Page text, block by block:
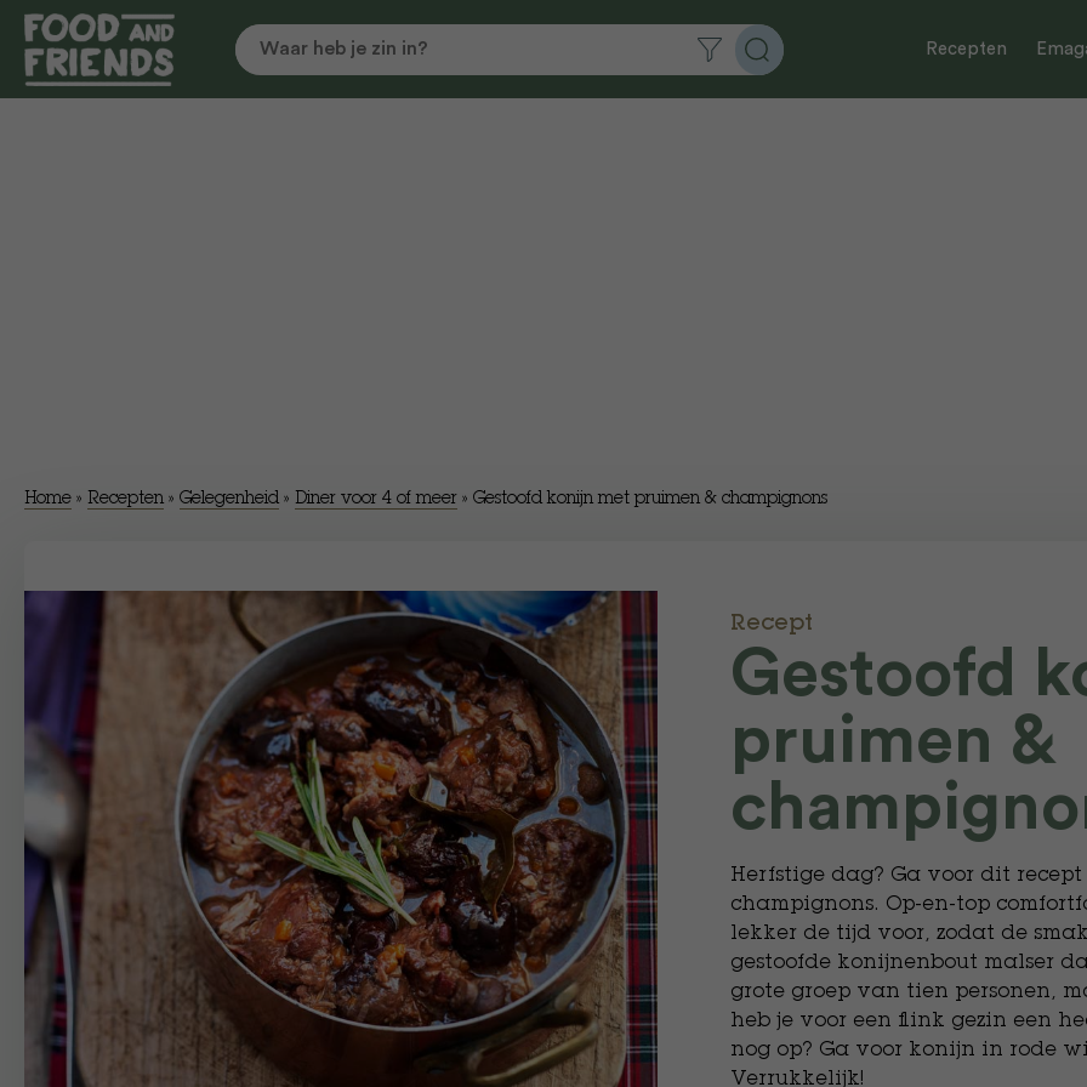
Recepten
Home » Recepten » Gelegenheid » Diner voor 4 of meer » Gestoofd konijn met pruimen & champignons
Recept
Gestoofd
pruimen &
Herfstige dag? Ga voor dit
champignons. Op-en-top
lekker de tijd voor, zodat de
gestoofde konijnenbout malser
grote groep van tien personen,
heb je voor een flink gezin een
nog op? Ga voor konijn in rode
Verrukkelijk!